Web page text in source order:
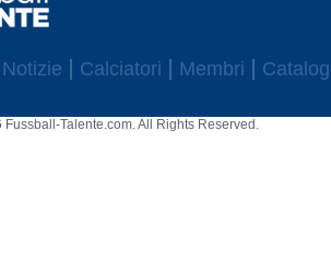
Notizie Calciatori Membri
Talente.com. All Rights Reserved.